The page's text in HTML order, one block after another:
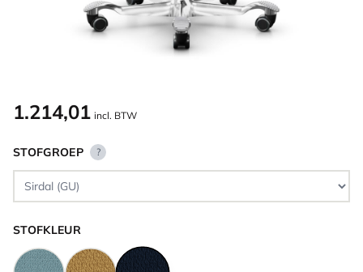
1.214,01 incl. BTW
STOFGROEP ?
STOFKLEUR